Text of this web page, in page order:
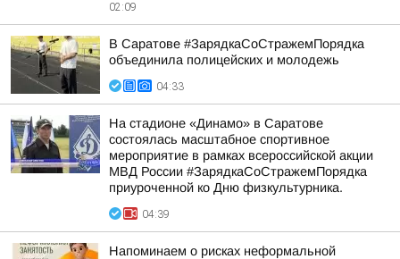
02:09
В Саратове #ЗарядкаСоСтражемПорядка
объединила полицейских и молодежь
04:33
На стадионе «Динамо» в Саратове
состоялась масштабное спортивное
мероприятие в рамках всероссийской акции
МВД России #ЗарядкаСоСтражемПорядка
приуроченной ко Дню физкультурника.
04:39
Напоминаем о рисках неформальной